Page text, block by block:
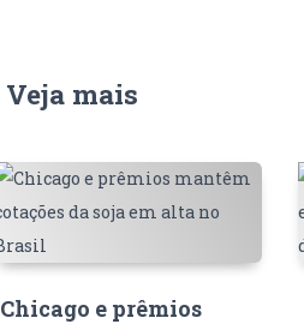
Veja mais
Chicago e prêmios